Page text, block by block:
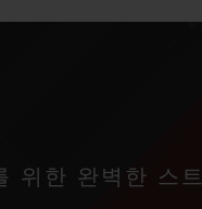
위한 완벽한 스트